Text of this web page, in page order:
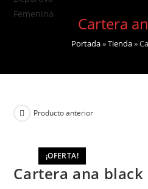
Cartera
Portada»Tienda»
¡OFERTA!
Producto anterior
Cartera ana black